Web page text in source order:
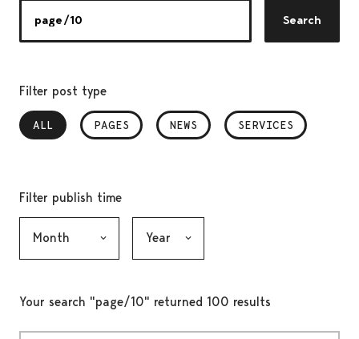
Search
Filter post type
ALL
, SELECTEDPAGES NEWS SERVICES
Filter publish time
Your search "page/10" returned 100 results